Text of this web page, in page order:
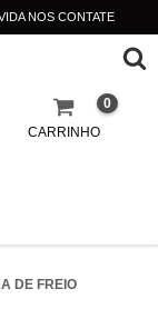
NOS CONTATE
CARRINHO
0
DE FREIO